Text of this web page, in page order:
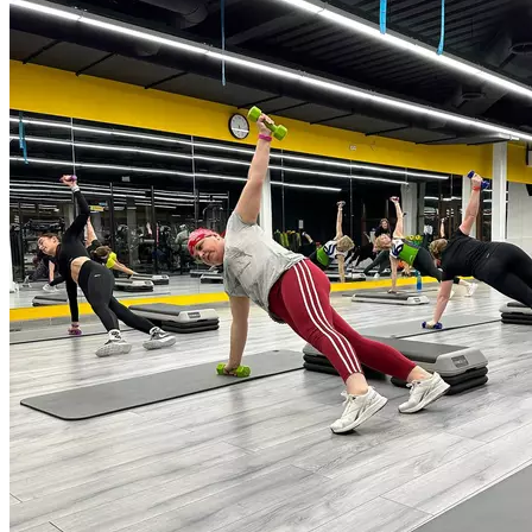
тренировка. Состоит из серий коротких 30-секундных
интервалов: 20 секунд максимальной нагрузки через
10 секунд отдыха. 8 таких повторений занимают 4 минуты —
это один цикл Табата. Между циклами отдых 1-2 минуты.
Подготовленные спортсмены могут выполнять несколько
циклов за одну тренировку, новичкам может хватить одного
цикла. В протокол Табата можно включать динамичные
упражнения из разных видов спорта: легкой атлетики,
велоспорта, бокса, плавания, тяжелой атлетики.